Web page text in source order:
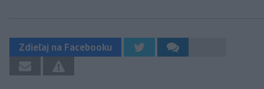
Zdieľaj na Facebooku